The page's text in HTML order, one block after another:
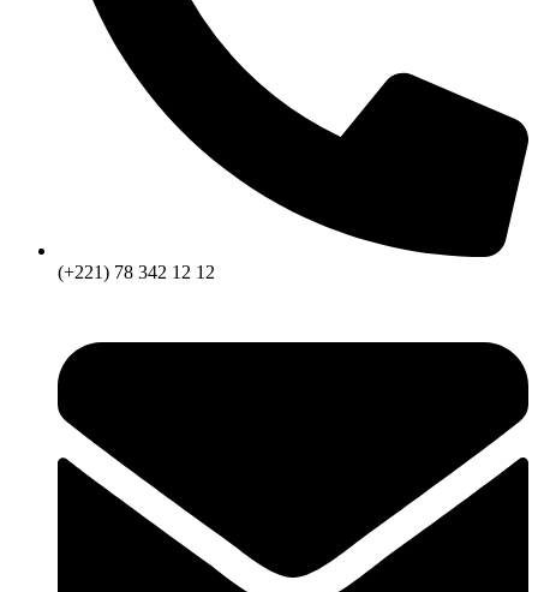
(+221) 78 342 12 12